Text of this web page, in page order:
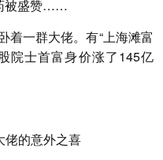
被盛赞……
着一群大佬。有“上海滩富
院士首富身价涨了145亿
佬的意外之喜